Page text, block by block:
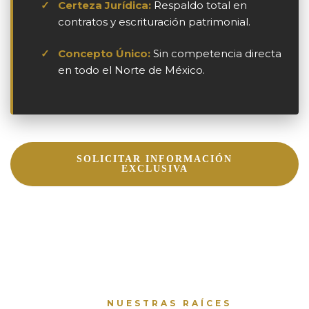
✓ Certeza Jurídica: Respaldo total en
contratos y escrituración patrimonial.
✓ Concepto Único: Sin competencia directa
en todo el Norte de México.
SOLICITAR INFORMACIÓN
EXCLUSIVA
NUESTRAS RAÍCES